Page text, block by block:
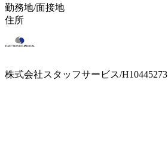
勤務地/面接地
住所
株式会社スタッフサービス/H10445273